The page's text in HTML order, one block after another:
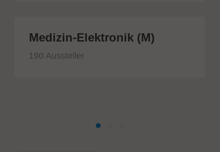
Medizin-Elektronik (M)
190 Aussteller